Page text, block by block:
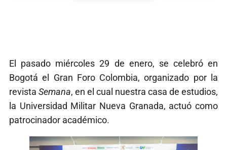
El pasado miércoles 29 de enero, se celebró en
Bogotá el Gran Foro Colombia, organizado por la
revista Semana, en el cual nuestra casa de estudios,
la Universidad Militar Nueva Granada, actuó como
patrocinador académico.